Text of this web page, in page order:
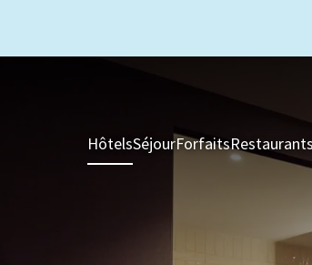
HôtelsSéjourForfaitsRestaurants